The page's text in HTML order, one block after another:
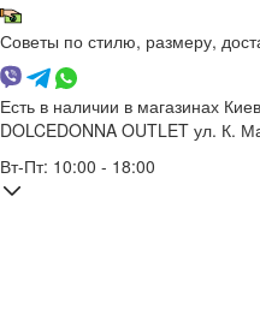
Советы по стилю, размеру,
Есть в наличии в магазинах
DOLCEDONNA OUTLET ул. К.
Вт-Пт: 10:00 - 18:00